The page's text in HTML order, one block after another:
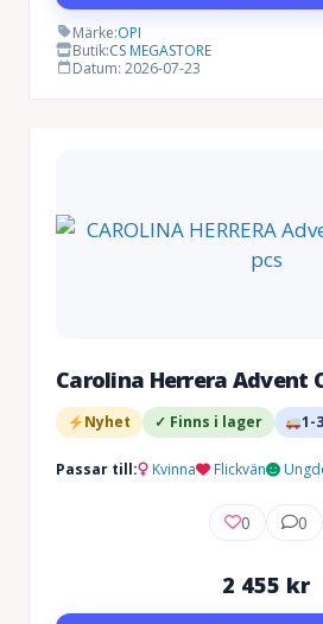
Märke:OPI
Butik:CS MEGASTORE
Datum: 2026-07-23
Carolina Herrera Advent
Nyhet ✓ Finns i lager 1-
Passar till: Kvinna Flickvän
0 0
2 455 kr